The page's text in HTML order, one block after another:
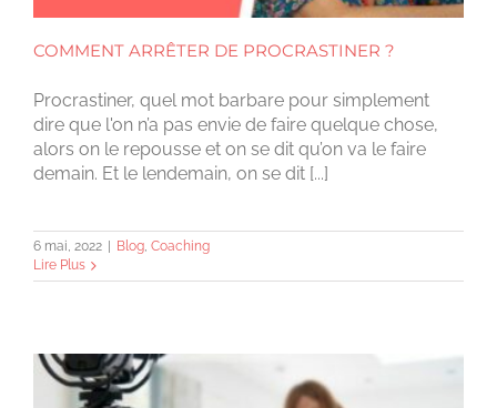
COMMENT ARRÊTER DE PROCRASTINER ?
Procrastiner, quel mot barbare pour simplement
dire que l'on n’a pas envie de faire quelque chose,
alors on le repousse et on se dit qu’on va le faire
demain. Et le lendemain, on se dit [...]
6 mai, 2022 | Blog Coaching
Lire Plus